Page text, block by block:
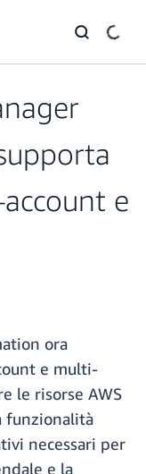
e
ora
e multi-
le risorse AWS
funzionalità
necessari per
e la